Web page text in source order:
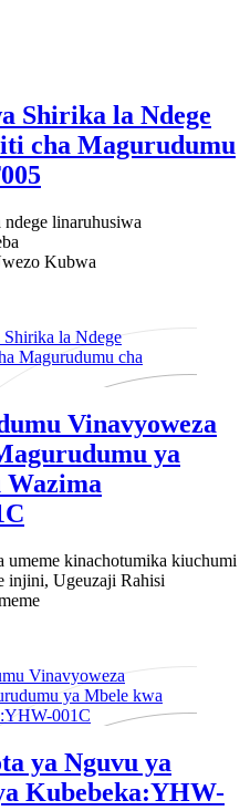
Shirika la Ndege
cha Magurudumu
linaruhusiwa
Kubwa
Vinavyoweza
ya
Wazima
umeme kinachotumika kiuchumi
injini, Ugeuzaji Rahisi
ya Nguvu ya
Kubebeka:YHW-